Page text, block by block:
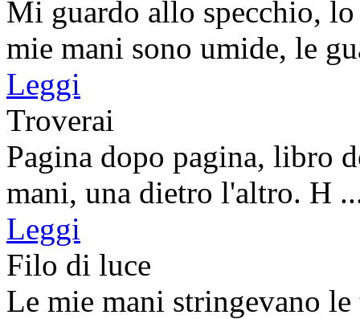
Mi guardo allo specchio,
mie mani sono umide, le
Leggi
Troverai
Pagina dopo pagina, libro
mani, una dietro l'altro. H
Leggi
Filo di luce
Le mie mani stringevano